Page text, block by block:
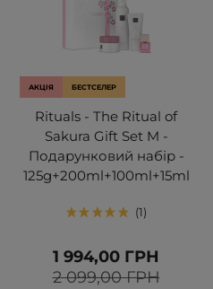
АКЦІЯ БЕСТСЕЛЕР
Rituals - The Ritual of
Sakura Gift Set M -
Подарунковий набір -
125g+200ml+100ml+15ml
1
2 099,00 ГРН
1 994,00 ГРН